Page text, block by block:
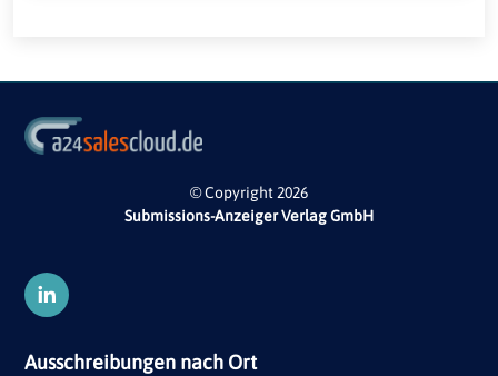
© Copyright 2026
Submissions-Anzeiger Verlag GmbH
Ausschreibungen nach Ort